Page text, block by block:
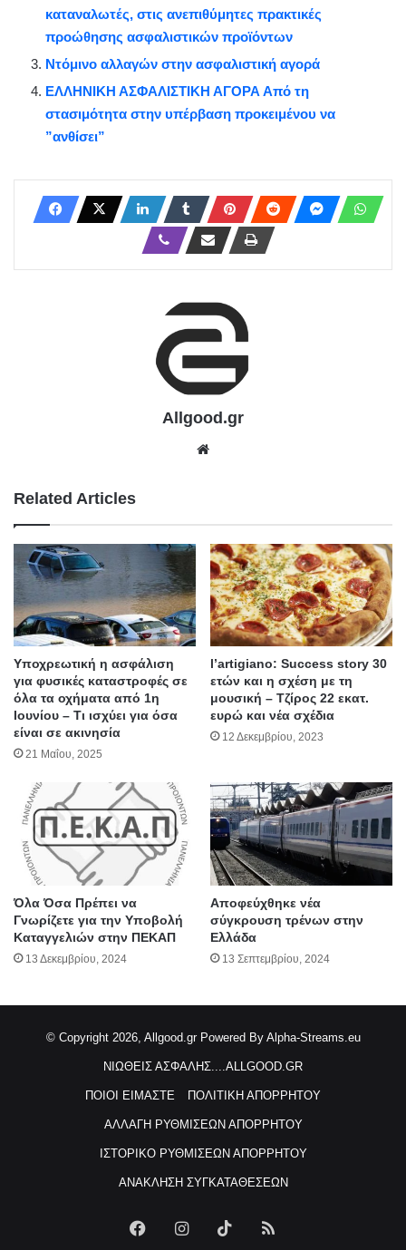
καταναλωτές, στις ανεπιθύμητες πρακτικές
προώθησης ασφαλιστικών προϊόντων
Ντόμινο αλλαγών στην ασφαλιστική αγορά
ΕΛΛΗΝΙΚΗ ΑΣΦΑΛΙΣΤΙΚΗ ΑΓΟΡΑ Από τη
στασιμότητα στην υπέρβαση προκειμένου να
”ανθίσει”
Allgood.gr
Related Articles
Υποχρεωτική η ασφάλιση
για φυσικές καταστροφές σε
όλα τα οχήματα από 1η
Ιουνίου – Τι ισχύει για όσα
είναι σε ακινησία
21 Μαΐου, 2025
l’artigiano: Success story 30
ετών και η σχέση με τη
μουσική – Τζίρος 22 εκατ.
ευρώ και νέα σχέδια
12 Δεκεμβρίου, 2023
Όλα Όσα Πρέπει να
Γνωρίζετε για την Υποβολή
Καταγγελιών στην ΠΕΚΑΠ
13 Δεκεμβρίου, 2024
Αποφεύχθηκε νέα
σύγκρουση τρένων στην
Ελλάδα
13 Σεπτεμβρίου, 2024
© Copyright 2026, Allgood.gr Powered By Alpha-Streams.eu
ΝΙΩΘΕΙΣ ΑΣΦΑΛΗΣ....ALLGOOD.GR
ΠΟΙΟΙ ΕΙΜΑΣΤΕ ΠΟΛΙΤΙΚΗ ΑΠΟΡΡΗΤΟΥ
ΑΛΛΑΓΗ ΡΥΘΜΙΣΕΩΝ ΑΠΟΡΡΗΤΟΥ
ΙΣΤΟΡΙΚΟ ΡΥΘΜΙΣΕΩΝ ΑΠΟΡΡΗΤΟΥ
ΑΝΑΚΛΗΣΗ ΣΥΓΚΑΤΑΘΕΣΕΩΝ
FacebookInstagramTikTok